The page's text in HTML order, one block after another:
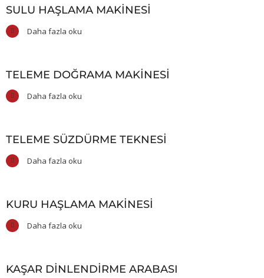
SULU HAŞLAMA MAKINESI
Daha fazla oku
TELEME DOĞRAMA MAKINESI
Daha fazla oku
TELEME SÜZDÜRME TEKNESI
Daha fazla oku
KURU HAŞLAMA MAKINESI
Daha fazla oku
KAŞAR DINLENDIRME ARABASI